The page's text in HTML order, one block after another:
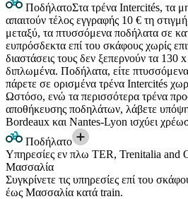
ΠοδήλατοΣτα τρένα Intercités, τα
απαιτούν τέλος εγγραφής 10 € τη
μεταξύ, τα πτυσσόμενα ποδήλατα σε
ευπρόσδεκτα επί του σκάφους χωρίς
διαστάσεις τους δεν ξεπερνούν τα 130
διπλωμένα. Ποδήλατα, είτε πτυσσόμενα
πάρετε σε ορισμένα τρένα Intercités
Ωστόσο, ενώ τα περισσότερα τρένα
αποθήκευσης ποδηλάτων, λάβετε
Bordeaux και Nantes-Lyon ισχύει
Ποδήλατο
Υπηρεσίες εν πλω TER, Trenitalia and
Μασσαλία
Συγκρίνετε τις υπηρεσίες επί του
έως Μασσαλία κατά train.